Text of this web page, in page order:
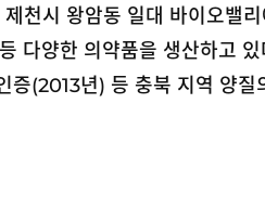
천시 왕암동 일대 바이오밸
다양한 의약품을 생산하고
증(2013년) 등 충북 지역 양